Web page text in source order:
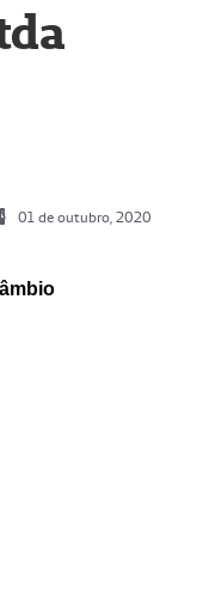
01 de outubro, 2020